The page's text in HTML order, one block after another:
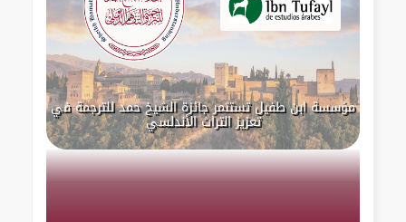
مؤسسة ابن طفيل تستثمر جائزة الشيخ حمد للترجمة في
تعزيز التراث الأندلسي